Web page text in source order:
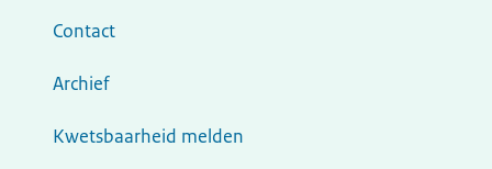
Contact
Archief
Kwetsbaarheid melden